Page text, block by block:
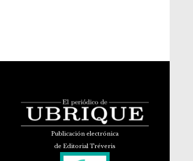
Publicación electrónica
de Editorial Tréveris